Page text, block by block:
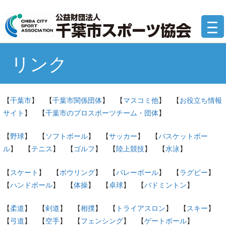
テ
ン
公
リンク
【千葉市】 【千葉市関係団体】 【マスコミ他】 【お役立ち情報
サイト 】 【千葉市のプロスポーツチーム・団体】
【野球】 【 ソフトボール】 【サッカー】 【バスケットボー
ル】 【テニス 】 【ゴルフ】 【陸上競技】 【水泳】
【 スケート 】 【ボウリング】 【バレーボール】 【ラグビー】
【ハンドボール】 【体操】 【卓球】 【バドミントン】
【柔道】 【剣道】 【相撲】 【 トライアスロン】 【スキー】
【弓道】 【空手】 【フェンシング】 【ゲートボール】